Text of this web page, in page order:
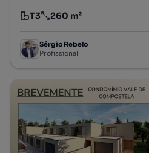
Tipologia
T3
Preço por metro quadrado
260 m²
Sérgio Rebelo
Profissional